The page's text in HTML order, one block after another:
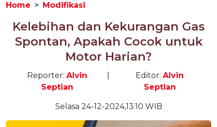
Home Modifikasi
Kelebihan dan Kekurangan Gas
Spontan, Apakah Cocok untuk
Motor Harian?
Reporter: Alvin
Septian
Editor:Alvin
Septian
Selasa 24-12-2024,13:10 WIB